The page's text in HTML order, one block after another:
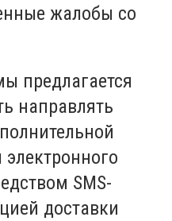
жалобы со
предлагается
направлять
SMS-
доставки